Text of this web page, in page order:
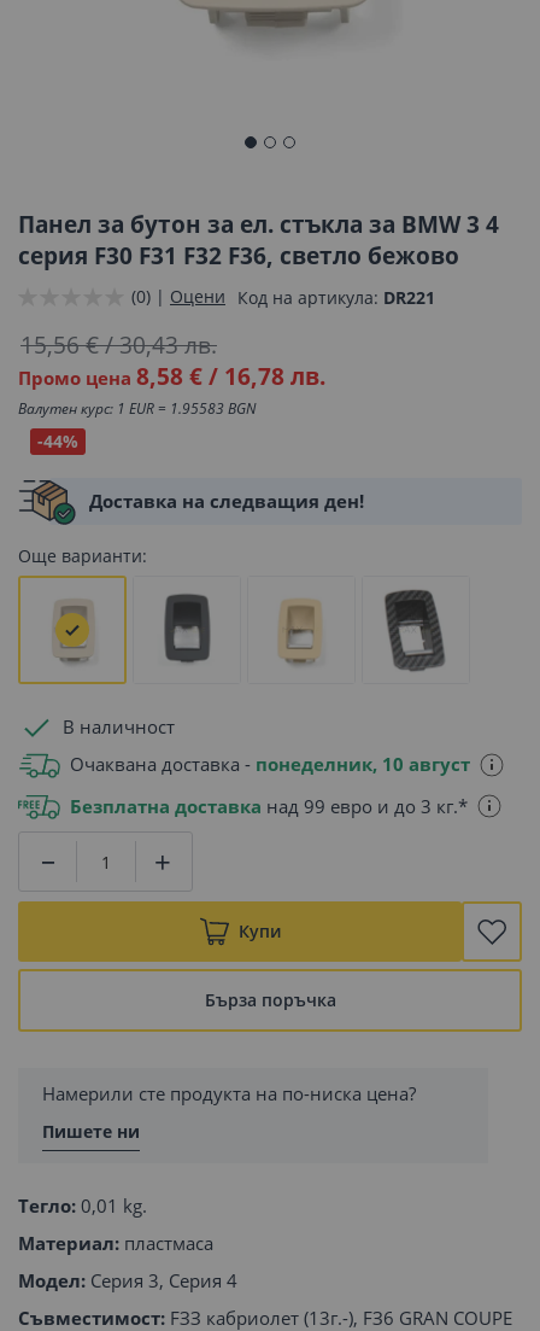
началото
галерия
Панел за бутон за ел. стъкла за BMW 3 4
серия F30 F31 F32 F36, светло бежово
(0) | Оцени Код на артикула DR221
Промо цена 8,58 €/ 16,78 лв.
15,56 €/30,43 лв.
Валутен курс: 1 EUR = 1.95583 BGN
-44%
Доставка на следващия ден!
Още варианти:
В наличност
Очаквана доставка - понеделник, 10 август
Безплатна доставка над 99 евро и до 3 кг.*
Купи
Бърза поръчка
Намерили сте продукта на по-ниска цена?
Пишете ни
Тегло: 0,01 kg.
Материал: пластмаса
Модел: Серия 3, Серия 4
Съвместимост: FЗЗ кабриолет (13г.-), FЗ6 GRAN COUPE